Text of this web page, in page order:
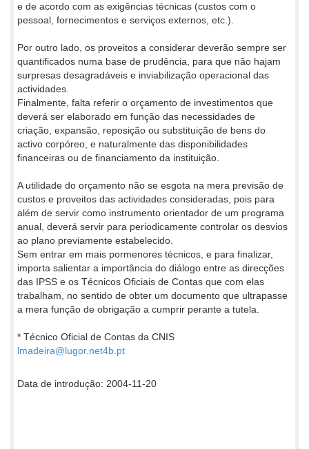
e de acordo com as exigências técnicas (custos com o
pessoal, fornecimentos e serviços externos, etc.).
Por outro lado, os proveitos a considerar deverão sempre ser
quantificados numa base de prudência, para que não hajam
surpresas desagradáveis e inviabilização operacional das
actividades.
Finalmente, falta referir o orçamento de investimentos que
deverá ser elaborado em função das necessidades de
criação, expansão, reposição ou substituição de bens do
activo corpóreo, e naturalmente das disponibilidades
financeiras ou de financiamento da instituição.
A utilidade do orçamento não se esgota na mera previsão de
custos e proveitos das actividades consideradas, pois para
além de servir como instrumento orientador de um programa
anual, deverá servir para periodicamente controlar os desvios
ao plano previamente estabelecido.
Sem entrar em mais pormenores técnicos, e para finalizar,
importa salientar a importância do diálogo entre as direcções
das IPSS e os Técnicos Oficiais de Contas que com elas
trabalham, no sentido de obter um documento que ultrapasse
a mera função de obrigação a cumprir perante a tutela.
* Técnico Oficial de Contas da CNIS
lmadeira@lugor.net4b.pt
Data de introdução: 2004-11-20